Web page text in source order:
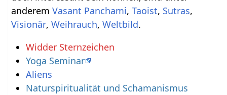
anderem
, ,
,
, ,
.
Widder Sternzeichen
Yoga Seminar
Aliens
Naturspiritualität und Schamanismus